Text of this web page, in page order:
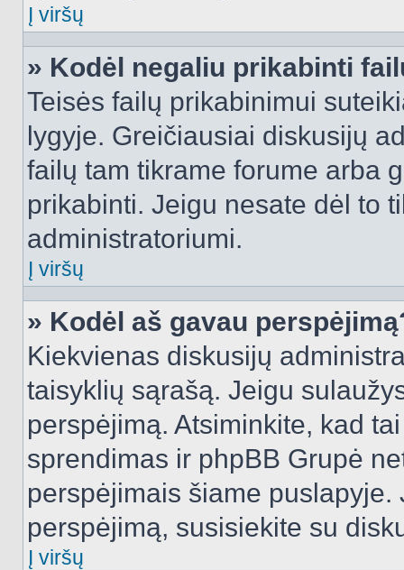
Į viršų
» Kodėl negaliu prikabinti
Teisės failų prikabinimui
lygyje. Greičiausiai diskusijų
failų tam tikrame forume arba
prikabinti. Jeigu nesate dėl to
administratoriumi.
Į viršų
» Kodėl aš gavau
Kiekvienas diskusijų
taisyklių sąrašą. Jeigu
perspėjimą. Atsiminkite, kad
sprendimas ir phpBB Grupė
perspėjimais šiame
perspėjimą, susisiekite su
Į viršų